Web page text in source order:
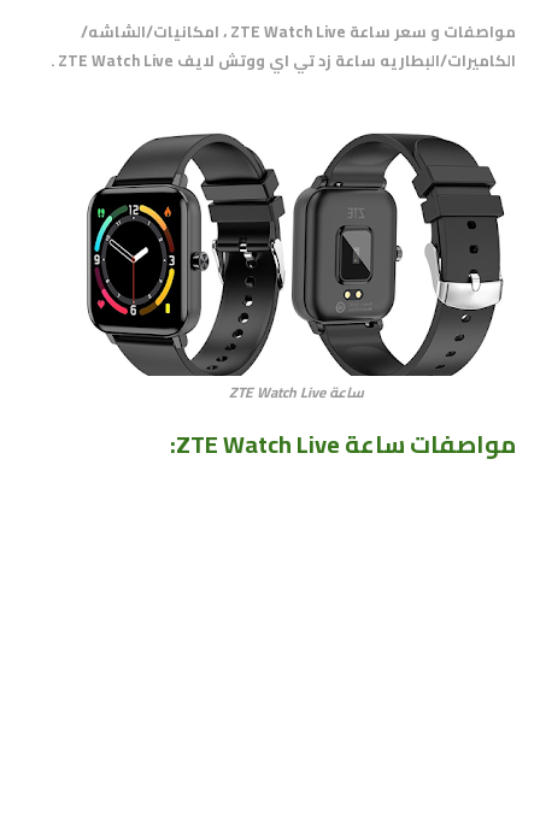
مواصفات و سعر ساعة ZTE Watch Live ، امكانيات/الشاشه/
الكاميرات/البطاريه ساعة زد تي اي ووتش لايف ZTE Watch Live .
ساعة ZTE Watch Live
مواصفات ساعة ZTE Watch Live: